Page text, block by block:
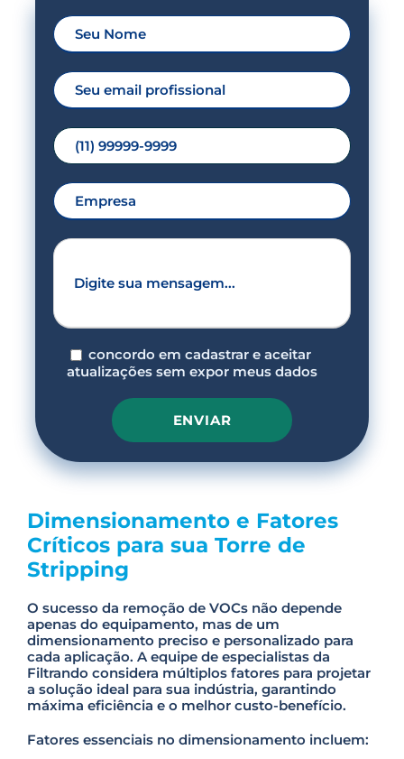
concordo em cadastrar e aceitar
atualizações sem expor meus dados
a
s
e
l
a
v
e
t
h
i
s
f
i
e
Dimensionamento e Fatores
Críticos para sua Torre de
Stripping
O sucesso da remoção de VOCs não depende
apenas do equipamento, mas de um
dimensionamento preciso e personalizado para
cada aplicação. A equipe de especialistas da
Filtrando considera múltiplos fatores para projetar
a solução ideal para sua indústria, garantindo
máxima eficiência e o melhor custo-benefício.
Fatores essenciais no dimensionamento incluem: